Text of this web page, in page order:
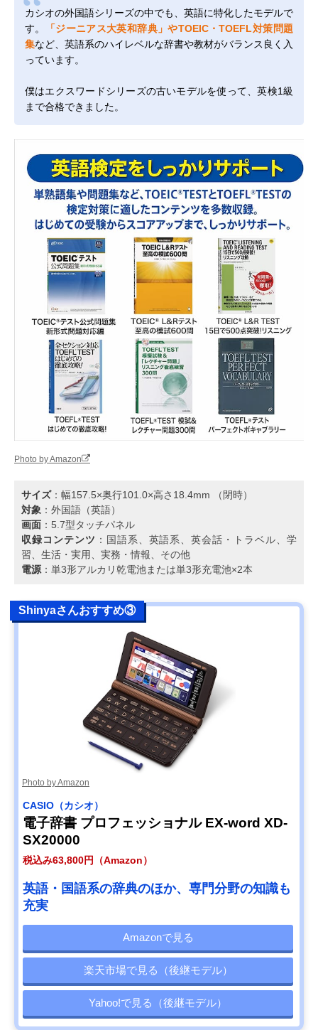
カシオの外国語シリーズの中でも、英語に特化したモデルで
す。
「ジーニアス大英和辞典」やTOEIC・TOEFL対策問題
集など、英語系のハイレベルな辞書や教材がバランス良く入
っています。
僕はエクスワードシリーズの古いモデルを使って、英検1級
まで合格できました。
Photo by Amazon
サイズ：幅157.5×奥行101.0×高さ18.4mm （閉時）
対象 ：外国語（英語）
画面 ：5.7型タッチパネル
収録コンテンツ ：国語系、英語系、英会話・トラベル、学
習、生活・実用、実務・情報、その他
電源 ：単3形アルカリ乾電池または単3形充電池×2本
Shinyaさんおすすめ③
Photo by Amazon
CASIO（カシオ）
電子辞書 プロフェッショナル EX-word XD-
SX20000
税込み63,800円（Amazon）
英語・国語系の辞典のほか、専門分野の知識も
充実
Amazonで見る
楽天市場で見る（後継モデル）
Yahoo!で見る（後継モデル）